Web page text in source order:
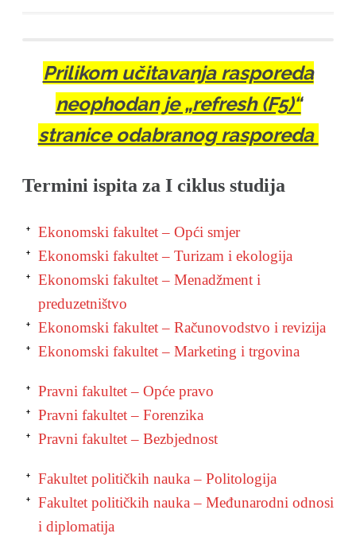
Prilikom učitavanja rasporeda
neophodan je „refresh (F5)“
stranice odabranog rasporeda
Termini ispita za I ciklus studija
Ekonomski fakultet – Opći smjer
Ekonomski fakultet – Turizam i ekologija
Ekonomski fakultet – Menadžment i
preduzetništvo
Ekonomski fakultet – Računovodstvo i revizija
Ekonomski fakultet – Marketing i trgovina
Pravni fakultet – Opće pravo
Pravni fakultet – Forenzika
Pravni fakultet – Bezbjednost
Fakultet političkih nauka – Politologija
Fakultet političkih nauka – Međunarodni odnosi
i diplomatija